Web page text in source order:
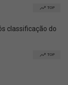
TOP
classificação do
TOP